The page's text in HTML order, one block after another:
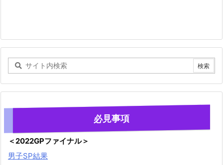
必見事項
＜2022GPファイナル＞
男子SP結果